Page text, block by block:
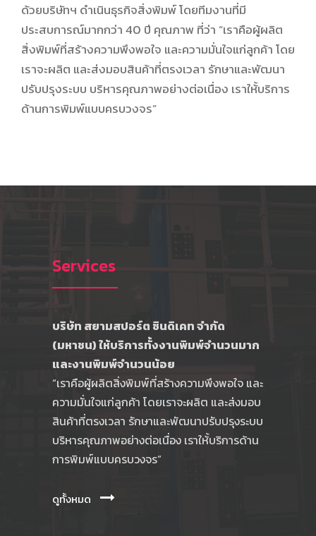
ด้วยบริษัทฯ ดำเนินธุรกิจสิ่งพิมพ์ โดยทีมงานที่มี
ประสบการณ์มากกว่า 40 ปี คุณภาพ ที่ว่า “เราคือผู้ผลิต
สิ่งพิมพ์ที่สร้างความพึงพอใจ และความมั่นใจแก่ลูกค้า โดย
เราจะผลิต และส่งมอบสินค้าที่ตรงเวลา รักษาและพัฒนา
ปรับปรุงระบบ บริหารคุณภาพอย่างต่อเนื่อง เราให้้บริการ
ด้านการพิมพ์แบบครบวงจร”
Services
บริษัท สยามสปอร์ต ซินดิเคท จำกัด
(มหาชน) ให้บริการทั้งงานพิมพ์จำนวนมาก
และงานพิมพ์จำนวนน้อย
“เราคือผู้ผลิตสิ่งพิมพ์ที่สร้างความพึงพอใจ และ
ความมั่นใจแก่ลูกค้า โดยเราจะผลิต และส่งมอบ
สินค้าที่ตรงเวลา รักษาและพัฒนาปรับปรุงระบบ
บริหารคุณภาพอย่างต่อเนื่อง เราให้้บริการด้าน
การพิมพ์แบบครบวงจร”
ดูทั้งหมด